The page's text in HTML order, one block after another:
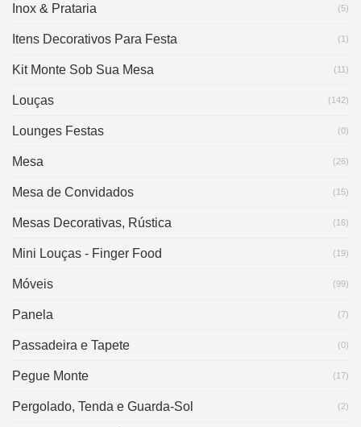
Inox & Prataria (5)
Itens Decorativos Para Festa (1)
Kit Monte Sob Sua Mesa (11)
Louças (142)
Lounges Festas (0)
Mesa (26)
Mesa de Convidados (15)
Mesas Decorativas, Rústica (16)
Mini Louças - Finger Food (19)
Móveis (99)
Panela (7)
Passadeira e Tapete (0)
Pegue Monte (17)
Pergolado, Tenda e Guarda-Sol (2)